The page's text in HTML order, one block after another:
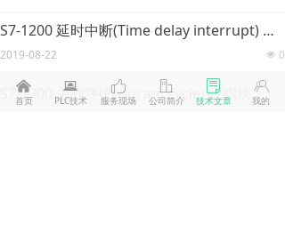
S7-1200 延时中断(Time delay interrupt) 组织块
넶 0
2019-08-22
S7-1200 主程序(Program cycle) 组织块
낀
首页
뀵
PLC技术
ꀧ
服务现场
ꀶ
公司简介
ꂓ
技术文章
ꁘ
我的